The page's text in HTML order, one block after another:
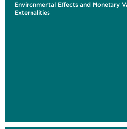
Environmental Effects and Monetary
Externalities